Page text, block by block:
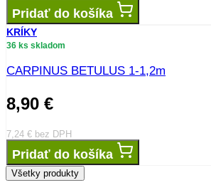
Pridať do košíka
KRÍKY
36 ks skladom
CARPINUS BETULUS 1-1,2m
8,90 €
7,24 € bez DPH
Pridať do košíka
Všetky produkty